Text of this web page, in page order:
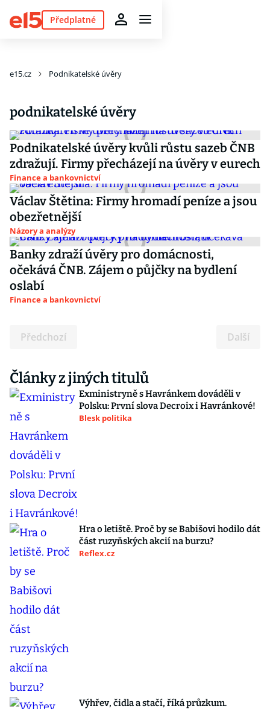
Předplatné
e15.cz Podnikatelské úvěry
podnikatelské úvěry
Podnikatelské úvěry kvůli růstu sazeb ČNB
zdražují. Firmy přecházejí na úvěry v eurech
Finance a bankovnictví
Václav Štětina: Firmy hromadí peníze a jsou
obezřetnější
Názory a analýzy
Banky zdraží úvěry pro domácnosti,
očekává ČNB. Zájem o půjčky na bydlení
oslabí
Finance a bankovnictví
Předchozí Další
Články z jiných titulů
Exministryně s Havránkem dováděli v
Polsku: První slova Decroix i Havránkové!
Blesk politika
Hra o letiště. Proč by se Babišovi hodilo dát
část ruzyňských akcií na burzu?
Reflex.cz
Výhřev, čidla a stačí, říká průzkum.